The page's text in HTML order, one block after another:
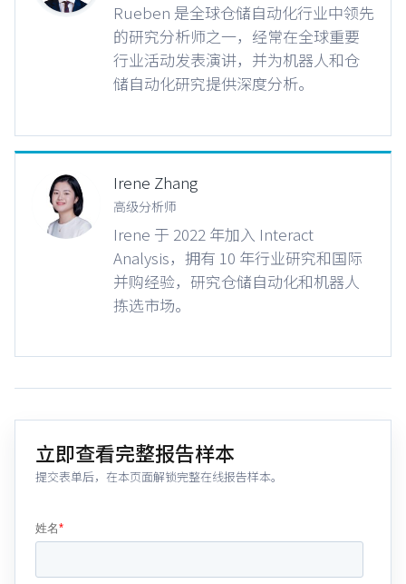
Rueben 是全球仓储自动化行业中领先
的研究分析师之一，经常在全球重要
行业活动发表演讲，并为机器人和仓
储自动化研究提供深度分析。
Irene Zhang
高级分析师
Irene 于 2022 年加入 Interact
Analysis，拥有 10 年行业研究和国际
并购经验，研究仓储自动化和机器人
拣选市场。
立即查看完整报告样本
提交表单后，在本页面解锁完整在线报告样本。